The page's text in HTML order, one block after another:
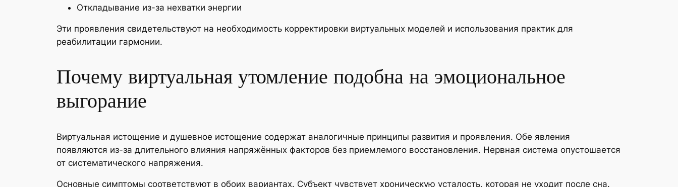
Откладывание из-за нехватки энергии
Эти проявления свидетельствуют на необходимость корректировки виртуальных моделей и использования практик для
реабилитации гармонии.
Почему виртуальная утомление подобна на эмоциональное
выгорание
Виртуальная истощение и душевное истощение содержат аналогичные принципы развития и проявления. Обе явления
появляются из-за длительного влияния напряжённых факторов без приемлемого восстановления. Нервная система опустошается
от систематического напряжения.
Основные симптомы соответствуют в обоих вариантах. Субъект чувствует хроническую усталость, которая не уходит после сна.